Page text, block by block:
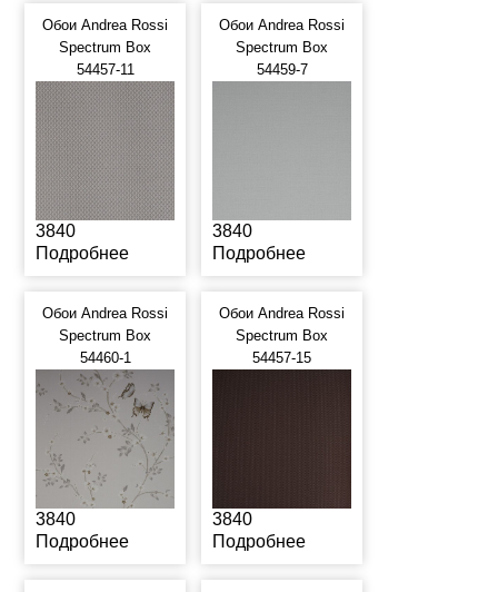
Обои Andrea Rossi
Spectrum Box
54457-11
3840
Подробнее
Обои Andrea Rossi
Spectrum Box
54459-7
3840
Подробнее
Обои Andrea Rossi
Spectrum Box
54460-1
3840
Подробнее
Обои Andrea Rossi
Spectrum Box
54457-15
3840
Подробнее